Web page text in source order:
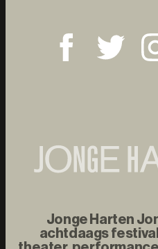
Jonge Harten
achtdaags